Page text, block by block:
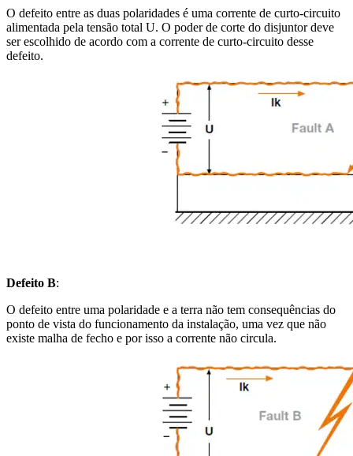
O defeito entre as duas polaridades é uma corrente de curto-circuito
alimentada pela tensão total U. O poder de corte do disjuntor deve
ser escolhido de acordo com a corrente de curto-circuito desse
defeito.
Defeito B:
O defeito entre uma polaridade e a terra não tem consequências do
ponto de vista do funcionamento da instalação, uma vez que não
existe malha de fecho e por isso a corrente não circula.